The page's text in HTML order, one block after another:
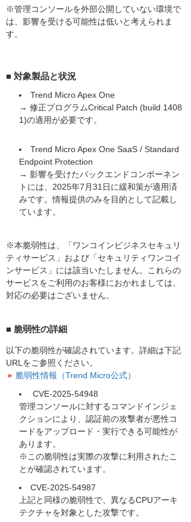
※管理コンソールを外部公開していない環境で
は、影響を受ける可能性は低いと考えられま
す。
■ 対象製品と状況
Trend Micro Apex One
→ 修正プログラムCritical Patch (build 1408
1)の適用が必要です。
Trend Micro Apex One SaaS / Standard
Endpoint Protection
→ 影響を受けたバックエンドコンポーネン
トには、2025年7月31日に緩和策が適用済
みです。情報提供のみを目的として記載し
ています。
※本脆弱性は、「ワンコインビジネスセキュリ
ティサービス」および「セキュリティワンコイ
ンサービス」には該当いたしません。これらの
サービスをご利用のお客様におかれましては、
対応の必要はございません。
■ 脆弱性の詳細
以下の脆弱性が確認されています。詳細は下記
URLをご参照ください。
脆弱性情報（Trend Micro公式）
CVE-2025-54948
管理コンソールに対するコマンドインジェ
クションにより、認証前の攻撃者が悪性コ
ードをアップロード・実行できる可能性が
あります。
※この脆弱性は実際の攻撃に利用されたこ
とが確認されています。
CVE-2025-54987
上記と同様の脆弱性で、異なるCPUアーキ
テクチャを対象とした攻撃です。